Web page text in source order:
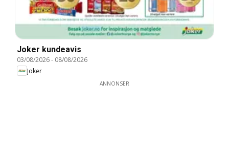
Joker kundeavis
03/08/2026- 08/08/2026
Joker
ANNONSER